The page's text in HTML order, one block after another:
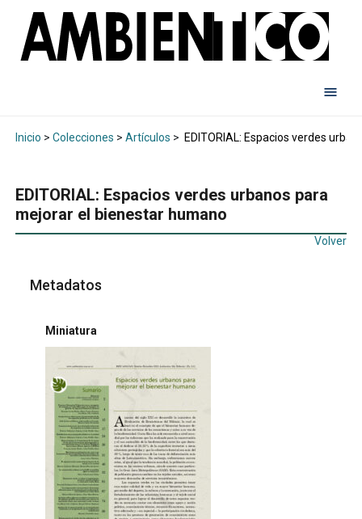
Inicio > Colecciones > Artículos > EDITORIAL: Espacios verdes
EDITORIAL: Espacios verdes urbanos para
mejorar el bienestar humano
Volver
Metadatos
Miniatura